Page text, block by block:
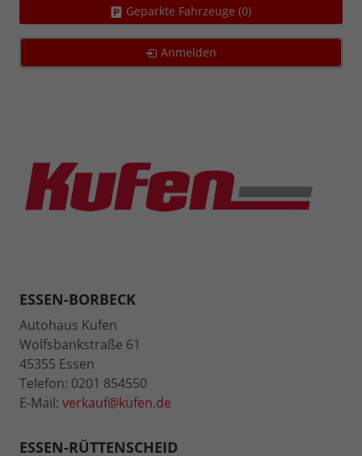
Geparkte Fahrzeuge (0)
Anmelden
ESSEN-BORBECK
Autohaus Kufen
Wolfsbankstraße 61
45355 Essen
Telefon: 0201 854550
E-Mail: verkauf@kufen.de
ESSEN-RÜTTENSCHEID